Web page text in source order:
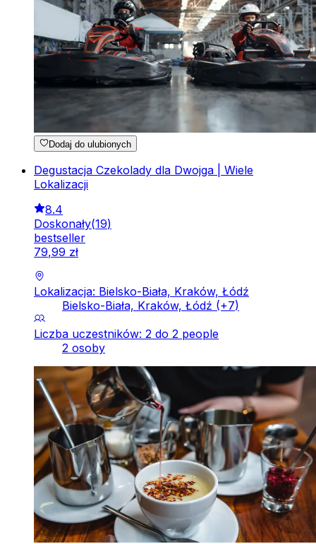
Dodaj do ulubionych
Degustacja Czekolady dla Dwojga | Wiele
Lokalizacji
8.4
Doskonały(19)
bestseller
79,99 zł
Lokalizacja: Bielsko-Biała, Kraków, Łódź
Bielsko-Biała, Kraków, Łódź (+7)
Liczba uczestników: 2 do 2 people
2 osoby